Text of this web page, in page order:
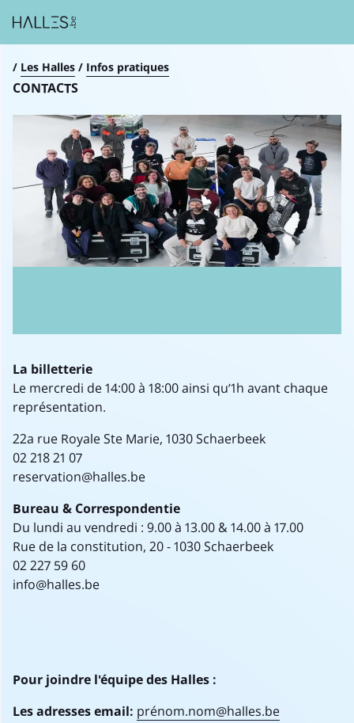
Breadcrumb
/ Les Halles / Infos pratiques
CONTACTS
La billetterie
Le mercredi de 14:00 à 18:00 ainsi qu’1h avant chaque
représentation.
22a rue Royale Ste Marie, 1030 Schaerbeek
02 218 21 07
reservation@halles.be
Bureau & Correspondentie
Du lundi au vendredi : 9.00 à 13.00 & 14.00 à 17.00
Rue de la constitution, 20 - 1030 Schaerbeek
02 227 59 60
info@halles.be
Pour joindre l'équipe des Halles :
Les adresses email: prénom.nom@halles.be